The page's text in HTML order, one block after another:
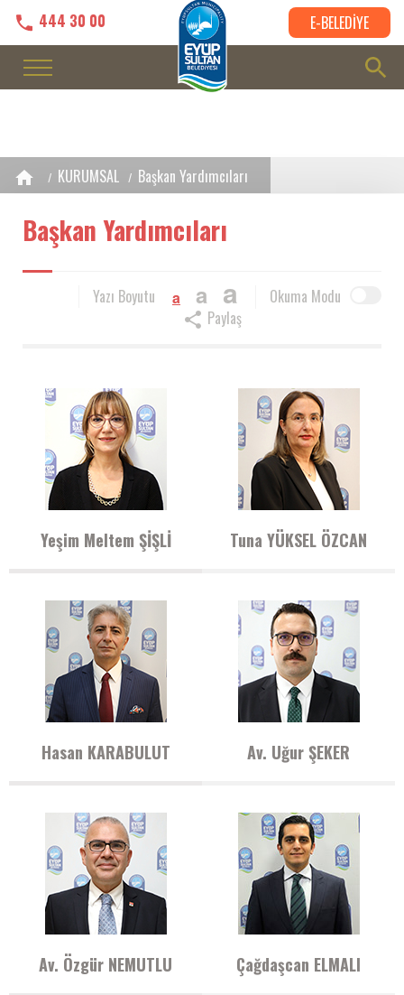
444 30 00 E-BELEDİYE
KURUMSAL Başkan Yardımcıları
Başkan Yardımcıları
Okuma Modu
Yazı Boyutu a a a
Paylaş
Yeşim Meltem ŞİŞLİ Tuna YÜKSEL ÖZCAN
Hasan KARABULUT Av. Uğur ŞEKER
Av. Özgür NEMUTLU Çağdaşcan ELMALI